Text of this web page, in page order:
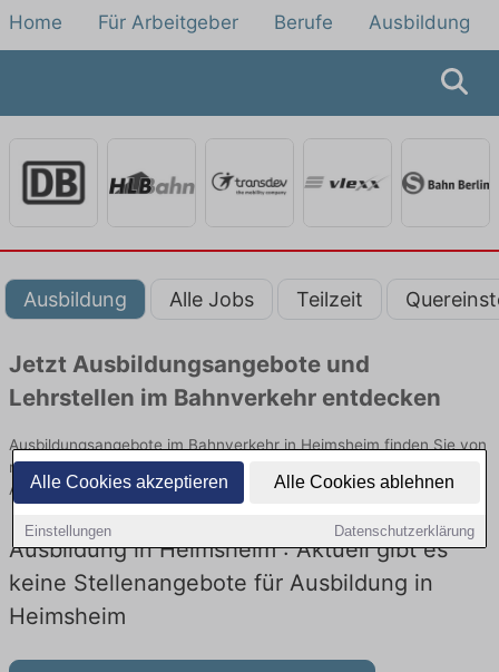
Alle Cookies akzeptieren Alle Cookies ablehnen
Einstellungen Datenschutzerklärung
Home Für Arbeitgeber Berufe Ausbildung
Ausbildung Alle Jobs Teilzeit
Jetzt Ausbildungsangebote und
Lehrstellen im Bahnverkehr entdecken
Ausbildungsangebote im Bahnverkehr in Heimsheim finden Sie von
namhaften Firmen. Entdecken Sie freie Optionen von Top-
Arbeitgebern und bewerben Sie sich noch heute.
Ausbildung in Heimsheim : Aktuell gibt es
keine Stellenangebote für Ausbildung in
Heimsheim